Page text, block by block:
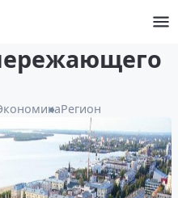
Регион